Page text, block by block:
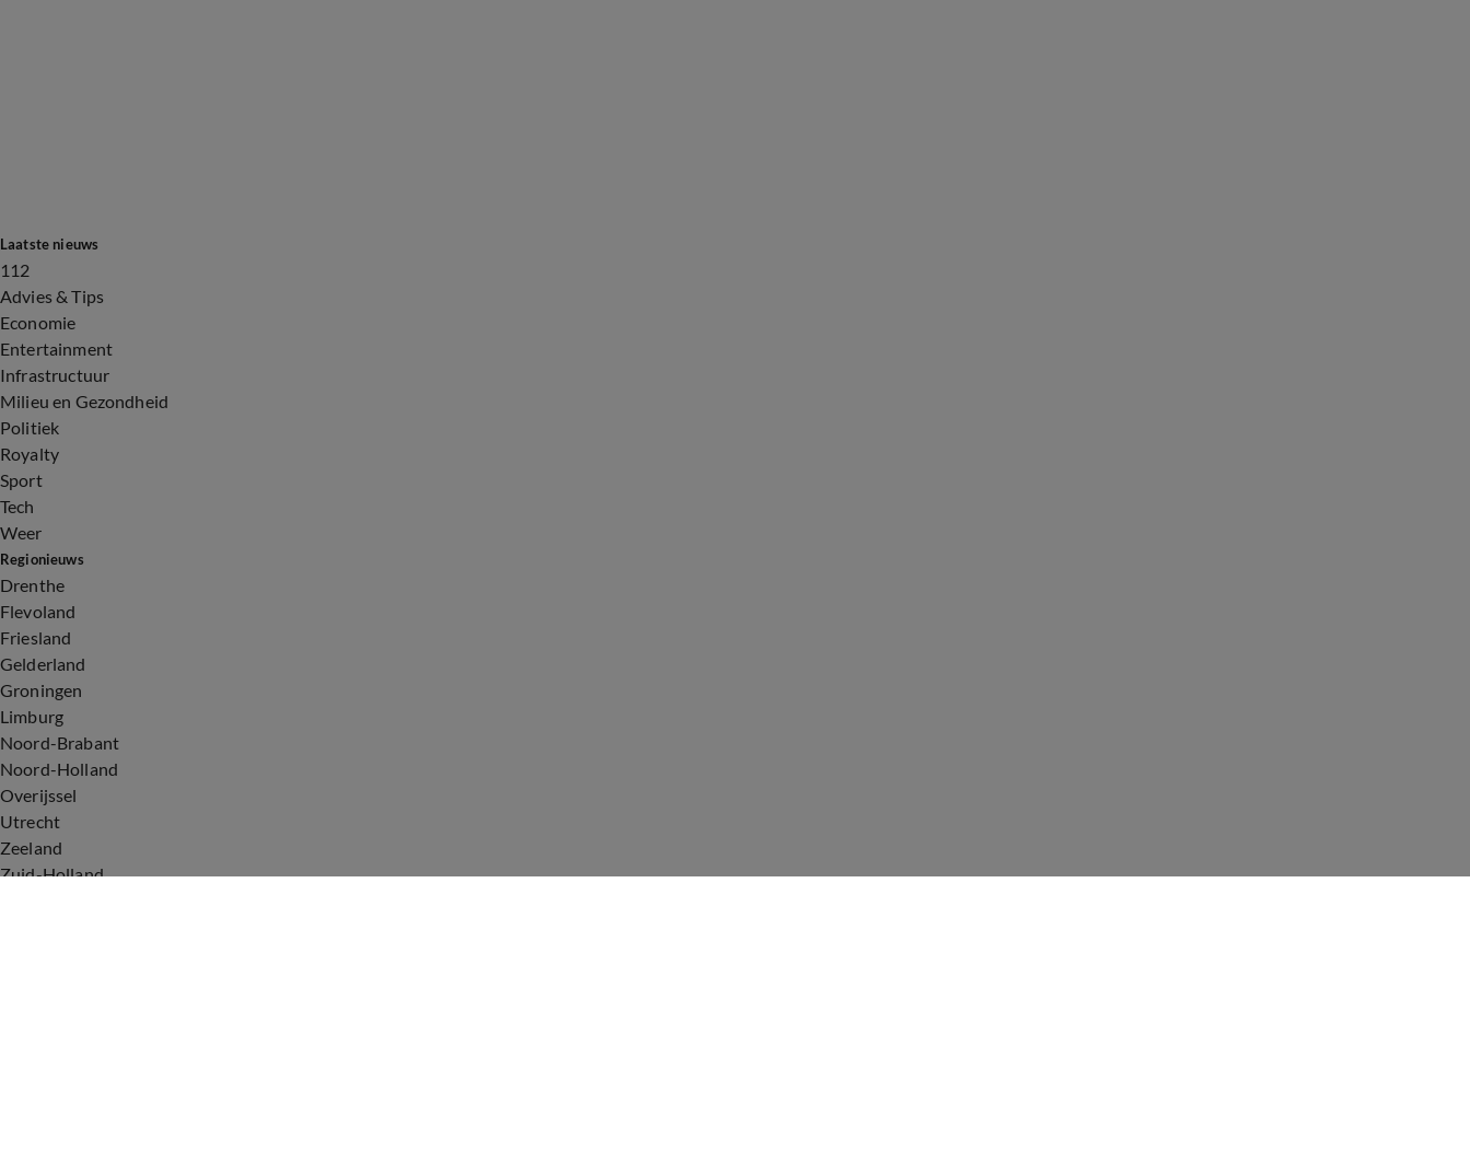
Laatste nieuws
112
Advies & Tips
Economie
Entertainment
Infrastructuur
Milieu en Gezondheid
Politiek
Royalty
Sport
Tech
Weer
Regionieuws
Drenthe
Flevoland
Friesland
Gelderland
Groningen
Limburg
Noord-Brabant
Noord-Holland
Overijssel
Utrecht
Zeeland
Zuid-Holland